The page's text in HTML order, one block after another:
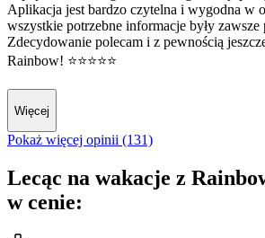
Aplikacja jest bardzo czytelna i wygodna w
wszystkie potrzebne informacje były zawsze
Zdecydowanie polecam i z pewnością
Rainbow! ⭐⭐⭐⭐⭐
Więcej
Pokaż więcej opinii (131)
Lecąc na wakacje z
w cenie: